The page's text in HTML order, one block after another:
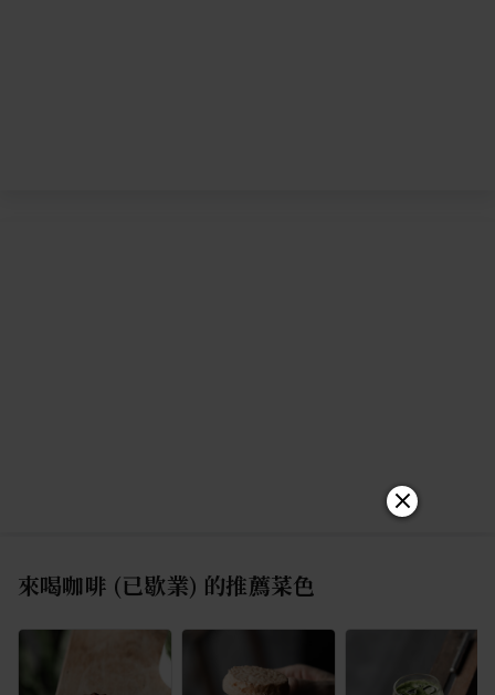
來喝咖啡 (已歇業) 的推薦菜色